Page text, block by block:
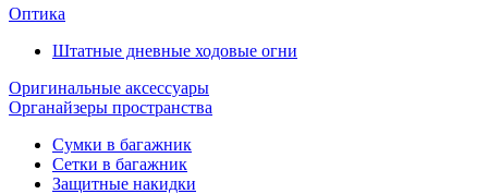
Оптика
Штатные дневные ходовые огни
Оригинальные аксессуары
Органайзеры пространства
Сумки в багажник
Сетки в багажник
Защитные накидки